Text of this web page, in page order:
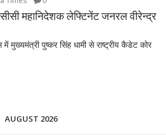
महानिदेशक लेफ्टिनेंट जनरल वीरेन्द्र
में मुख्यमंत्री पुष्कर सिंह धामी से राष्ट्रीय कैडेट कोर
AUGUST 2026